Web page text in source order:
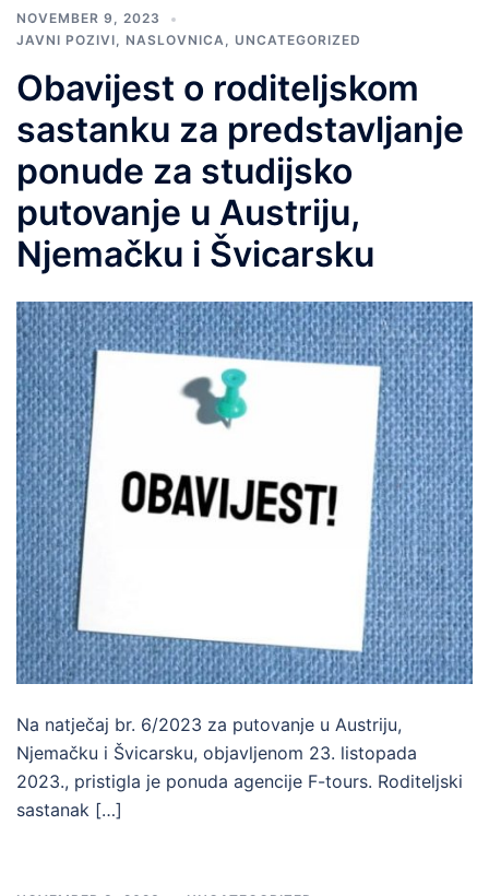
NOVEMBER 9, 2023
JAVNI POZIVI, NASLOVNICA, UNCATEGORIZED
Obavijest o roditeljskom
sastanku za predstavljanje
ponude za studijsko
putovanje u Austriju,
Njemačku i Švicarsku
Na natječaj br. 6/2023 za putovanje u Austriju,
Njemačku i Švicarsku, objavljenom 23. listopada
2023., pristigla je ponuda agencije F-tours. Roditeljski
sastanak […]